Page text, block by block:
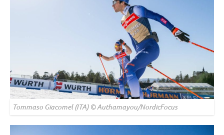
Tommaso Giacomel (ITA) © Authamayou/NordicFocus